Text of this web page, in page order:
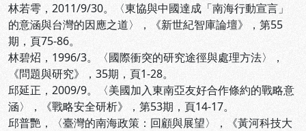
林若雩，2011/9/30。〈東協與中國達成「南海行動宣言」
的意涵與台灣的因應之道〉，《新世紀智庫論壇》，第55
期，頁75-86。
林碧炤，1996/3。〈國際衝突的研究途徑與處理方法〉，
《問題與研究》，35期，頁1-28。
邱延正，2009/9。〈美國加入東南亞友好合作條約的戰略意
涵〉，《戰略安全研析》，第53期，頁14-17。
邱普艷，〈臺灣的南海政策：回顧與展望〉，《黃河科技大